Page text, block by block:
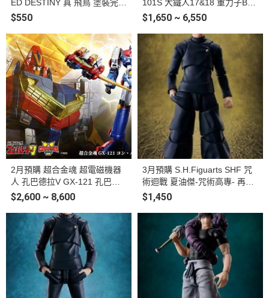
ED DESTINY 真 飛鳥 塗裝完成
品
$550
101S 大鐵人17&18 重力子BO
X 可動完成品
$1,650 ~ 6,550
2月預購 超合金魂 超電磁機器
人 孔巴德拉V GX-121 孔巴德
拉V6 可動完成品
$2,600 ~ 8,600
3月預購 S.H.Figuarts SHF 咒
術迴戰 夏油傑-咒術高專- 再販
可動完成品
$1,450